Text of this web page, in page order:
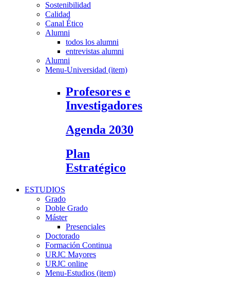
Sostenibilidad
Calidad
Canal Ético
Alumni
todos los alumni
entrevistas alumni
Alumni
Menu-Universidad (item)
Profesores e
Investigadores
Agenda 2030
Plan
Estratégico
ESTUDIOS
Grado
Doble Grado
Máster
Presenciales
Doctorado
Formación Continua
URJC Mayores
URJC online
Menu-Estudios (item)